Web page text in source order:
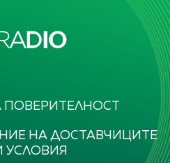
ПОВЕРИТЕЛНОСТ
НА ДОСТАВЧИЦИТЕ